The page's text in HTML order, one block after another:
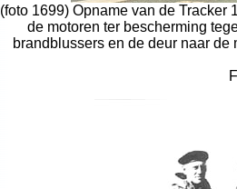
(foto 1699) Opname van de Tracker
de motoren ter bescherming
brandblussers en de deur naar